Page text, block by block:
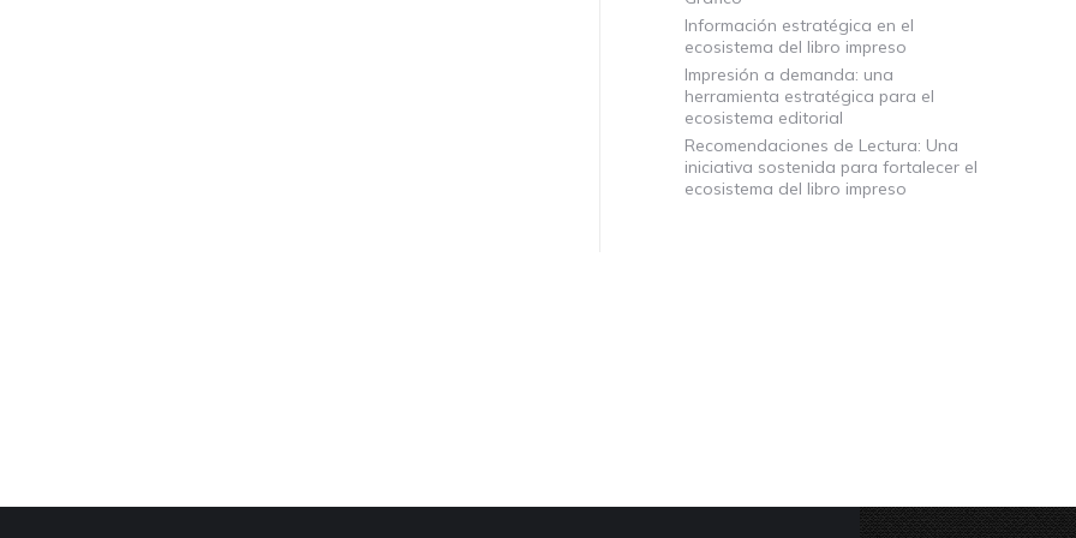
Información estratégica en el
ecosistema del libro impreso
Impresión a demanda: una
herramienta estratégica para el
ecosistema editorial
Recomendaciones de Lectura: Una
iniciativa sostenida para fortalecer el
ecosistema del libro impreso